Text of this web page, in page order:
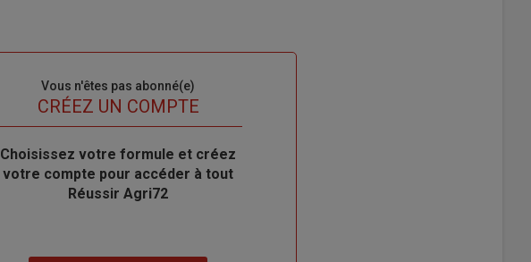
Vous n'êtes pas abonné(e)
TITRECRÉEZ UN COMPTE
Body
Choisissez votre formule et créez
votre compte pour accéder à tout
Réussir Agri72